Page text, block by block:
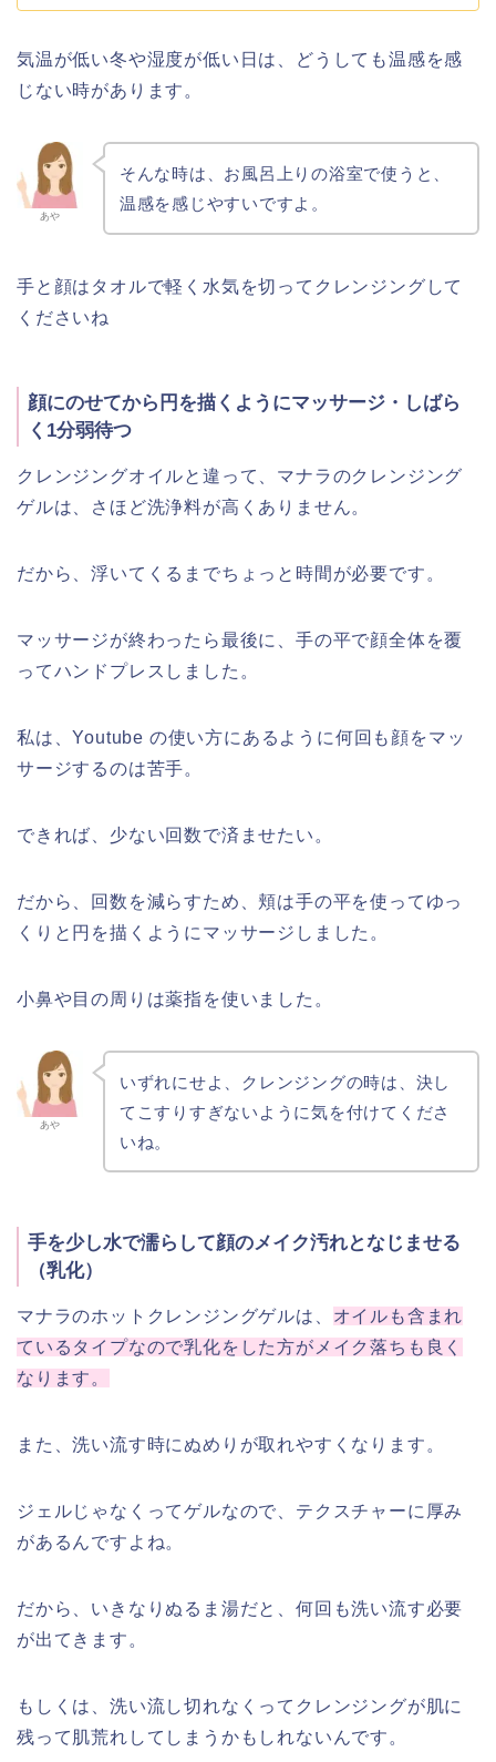
気温が低い冬や湿度が低い日は、どうしても温感を感
じない時があります。
あや
そんな時は、お風呂上りの浴室で使うと、
温感を感じやすいですよ。
手と顔はタオルで軽く水気を切ってクレンジングして
くださいね
顔にのせてから円を描くようにマッサージ・しばら
く1分弱待つ
クレンジングオイルと違って、マナラのクレンジング
ゲルは、さほど洗浄料が高くありません。
だから、浮いてくるまでちょっと時間が必要です。
マッサージが終わったら最後に、手の平で顔全体を覆
ってハンドプレスしました。
私は、Youtube の使い方にあるように何回も顔をマッ
サージするのは苦手。
できれば、少ない回数で済ませたい。
だから、回数を減らすため、頬は手の平を使ってゆっ
くりと円を描くようにマッサージしました。
小鼻や目の周りは薬指を使いました。
あや
いずれにせよ、クレンジングの時は、決し
てこすりすぎないように気を付けてくださ
いね。
手を少し水で濡らして顔のメイク汚れとなじませる
（乳化）
マナラのホットクレンジングゲルは、 オイルも含まれ
ているタイプなので乳化をした方がメイク落ちも良く
なります。
また、洗い流す時にぬめりが取れやすくなります。
ジェルじゃなくってゲルなので、テクスチャーに厚み
があるんですよね。
だから、いきなりぬるま湯だと、何回も洗い流す必要
が出てきます。
もしくは、洗い流し切れなくってクレンジングが肌に
残って肌荒れしてしまうかもしれないんです。